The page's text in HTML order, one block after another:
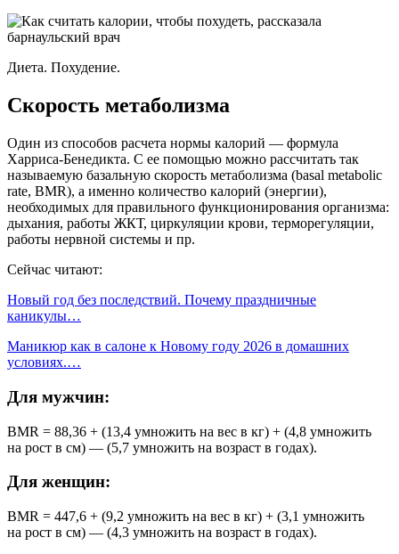
Диета. Похудение.
Скорость метаболизма
Один из способов расчета нормы калорий — формула
Харриса-Бенедикта. С ее помощью можно рассчитать так
называемую базальную скорость метаболизма (basal metabolic
rate, BMR), а именно количество калорий (энергии),
необходимых для правильного функционирования организма:
дыхания, работы ЖКТ, циркуляции крови, терморегуляции,
работы нервной системы и пр.
Сейчас читают:
Новый год без последствий. Почему праздничные
каникулы…
Маникюр как в салоне к Новому году 2026 в домашних
условиях.…
Для мужчин:
BMR = 88,36 + (13,4 умножить на вес в кг) + (4,8 умножить
на рост в см) — (5,7 умножить на возраст в годах).
Для женщин:
BMR = 447,6 + (9,2 умножить на вес в кг) + (3,1 умножить
на рост в см) — (4,3 умножить на возраст в годах).